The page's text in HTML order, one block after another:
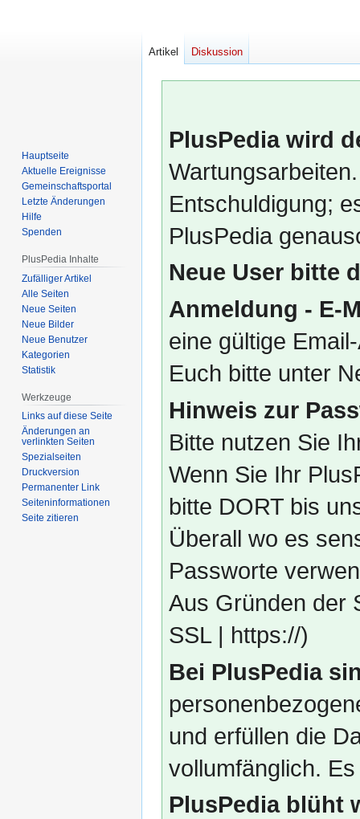
PlusPedia wird
Entschuldigung;
PlusPedia
Neue User bitte
Anmeldung - E-
eine gültige
Euch bitte unter
Hinweis zur
Bitte nutzen Sie
Wenn Sie Ihr
bitte DORT bis
Überall wo es
Passworte
Aus Gründen der
SSL | https://)
Bei PlusPedia
und erfüllen die
vollumfänglich.
PlusPedia blüht
Artikel Diskussion
Hauptseite
Aktuelle Ereignisse
Gemeinschafts­portal
Letzte Änderungen
Hilfe
Spenden
PlusPedia Inhalte
Zufälliger Artikel
Alle Seiten
Neue Seiten
Neue Bilder
Neue Benutzer
Kategorien
Statistik
Werkzeuge
Links auf diese Seite
Änderungen an
verlinkten Seiten
Spezialseiten
Druckversion
Permanenter Link
Seiten­­informationen
Seite zitieren